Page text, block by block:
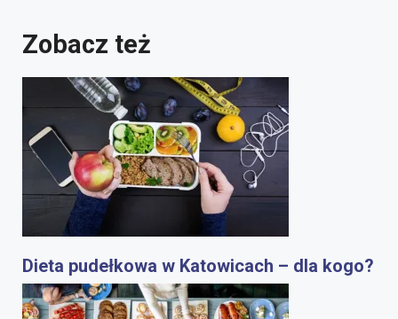
Zobacz też
Dieta pudełkowa w Katowicach – dla kogo?